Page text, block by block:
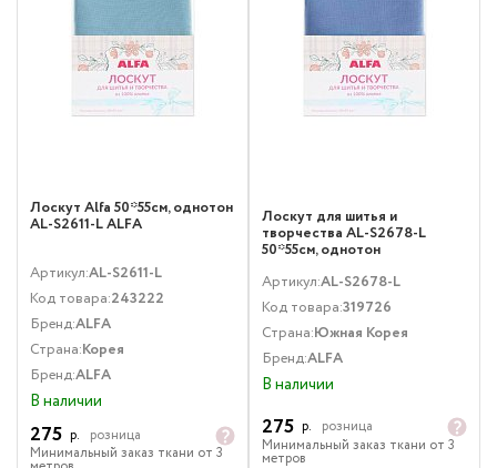
Лоскут Alfa 50*55см, однотон
AL-S2611-L ALFA
Артикул:AL-S2611-L
Код товара:243222
Бренд:ALFA
Страна:Корея
Бренд:ALFA
В наличии
275 р.
розница
Минимальный заказ ткани от 3
Лоскут для шитья и
творчества AL-S2678-L
50*55см, однотон
Артикул:AL-S2678-L
Код товара:319726
Страна:Южная Корея
Бренд:ALFA
В наличии
275 р.
розница
Минимальный заказ ткани от 3
метров